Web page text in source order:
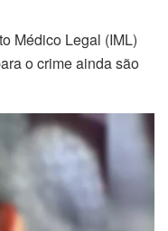
Médico Legal (IML)
o crime ainda são